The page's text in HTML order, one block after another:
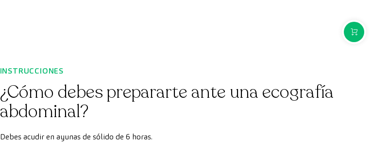
INSTRUCCIONES
¿Cómo debes prepararte ante una ecografía
abdominal?
Debes acudir en ayunas de sólido de 6 horas.